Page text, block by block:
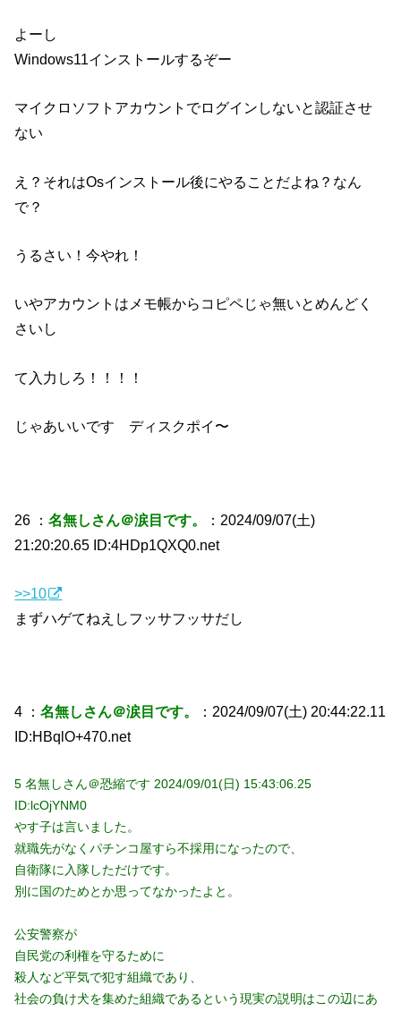
よーし
Windows11インストールするぞー
マイクロソフトアカウントでログインしないと認証させ
ない
え？それはOsインストール後にやることだよね？なん
で？
うるさい！今やれ！
いやアカウントはメモ帳からコピペじゃ無いとめんどく
さいし
て入力しろ！！！！
じゃあいいです ディスクポイ〜
26 ：名無しさん＠涙目です。
：2024/09/07(土)
21:20:20.65 ID:4HDp1QXQ0.net
>>10
まずハゲてねえしフッサフッサだし
4 ：名無しさん＠涙目です。
：2024/09/07(土) 20:44:22.11
ID:HBqlO+470.net
5 名無しさん＠恐縮です 2024/09/01(日) 15:43:06.25
ID:lcOjYNM0
やす子は言いました。
就職先がなくパチンコ屋すら不採用になったので、
自衛隊に入隊しただけです。
別に国のためとか思ってなかったよと。
公安警察が
自民党の利権を守るために
殺人など平気で犯す組織であり、
社会の負け犬を集めた組織であるという現実の説明はこの辺にあ